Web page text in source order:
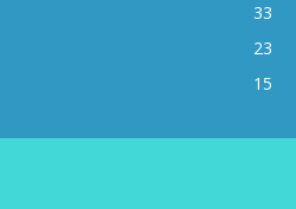
33
23
15